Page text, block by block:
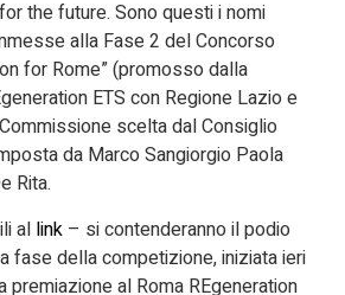
the future. Sono questi i nomi
alla Fase 2 del Concorso
for Rome” (promosso dalla
ETS con Regione Lazio e
scelta dal Consiglio
da Marco Sangiorgio Paola
Rita.
al link – si contenderanno il podio
fase della competizione, iniziata ieri
premiazione al Roma REgeneration